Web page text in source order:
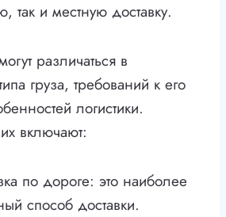
и местную доставку.
различаться в
груза, требований к его
логистики.
включают:
по дороге: это наиболее
способ доставки.